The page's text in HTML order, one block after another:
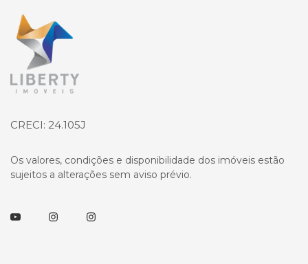
Página inicial
CRECI: 24.105J
Os valores, condições e disponibilidade dos imóveis estão
sujeitos a alterações sem aviso prévio.
YoutubeInstagramInstagram